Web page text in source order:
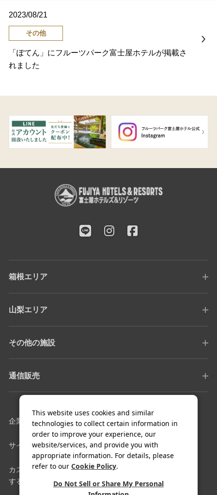
2023/08/21
その他
「ぽてん」にフルーツパーク富士屋ホテルが掲載さ
れました
箱根エリア
山梨エリア
その他の施設
通信販売
企業情報 採用情報
サイトマップ 利用規約
カスタマーハラスメントに対
する基本方針
クッキー設定
This website uses cookies and similar
technologies to collect certain information in
order to improve your experience, our
website/services, and provide you with
appropriate information. For details, please
refer to our Cookie Policy.
Do Not Sell or Share My Personal